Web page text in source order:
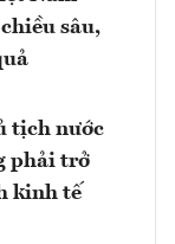
sâu,
tịch nước
phải trở
kinh tế